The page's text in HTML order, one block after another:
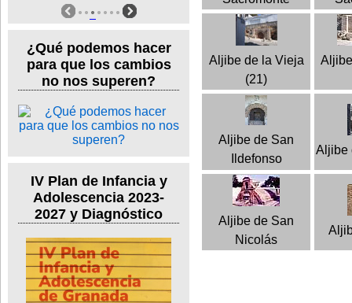
¿Qué podemos hacer
para que los cambios
no nos superen?
IV Plan de Infancia y
Adolescencia 2023-
2027 y Diagnóstico
Aljibe de la Vieja
(21)
Aljibe de San
Ildefonso
Aljibe
Aljibe de San
Nicolás